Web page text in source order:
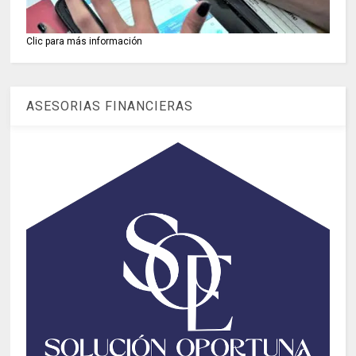
Clic para más información
ASESORIAS FINANCIERAS